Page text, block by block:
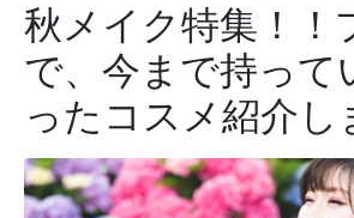
秋メイク特集！！
で、今まで持って
ったコスメ紹介